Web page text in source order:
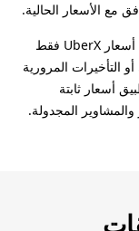
مع الأسعار الحالية.
*أسعار المشاوير النموذجية للركاب هي متوسط أسعار UberX فقط
التأخيرات المرورية
أسعار ثابتة
المجدولة.